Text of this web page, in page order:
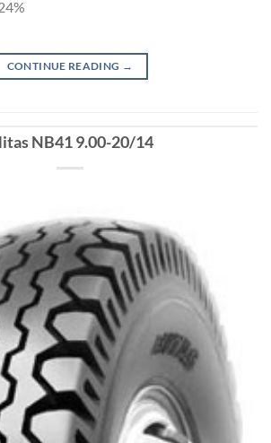
CONTINUE READING →
NB41 9.00-20/14